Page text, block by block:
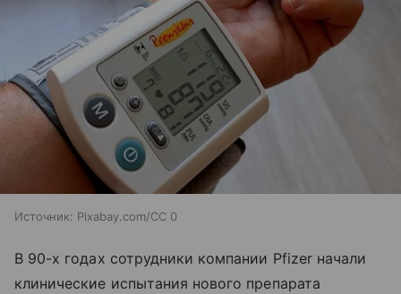
Источник: Pixabay.com/CC 0
В 90-х годах сотрудники компании Pfizer начали
клинические испытания нового препарата